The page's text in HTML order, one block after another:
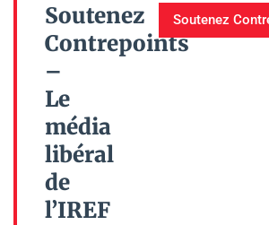
Soutenez
Contrepoints
–
Le
média
libéral
de
l’IREF
Soutenez